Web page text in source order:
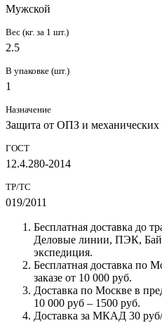
Мужской
Вес (кг. за 1 шт.)
2.5
В упаковке (шт.)
1
Назначение
Защита от ОПЗ и механических
ГОСТ
12.4.280-2014
ТР/ТС
019/2011
Бесплатная доставка до
Деловые линии, ПЭК,
экспедиция.
Бесплатная доставка по
заказе от 10 000 руб.
Доставка по Москве в
10 000 руб – 1500 руб.
Доставка за МКАД 30